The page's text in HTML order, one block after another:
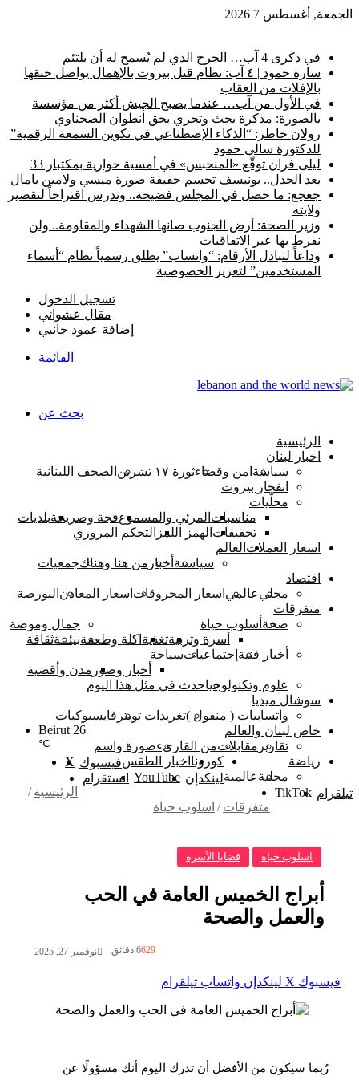
الجمعة, أغسطس 7 2026
في ذكرى 4 آب… الجرح الذي لم يُسمح له أن يلتئم
سارة حمود | ٤ آب: نظام قتل بيروت بالإهمال يواصل خنقها
بالإفلات من العقاب
في الأول من آب… عندما يصبح الجيش أكثر من مؤسسة
بالصورة: مذكرة بحث وتحري بحق أنطوان الصحناوي
رولان خاطر: “الذكاء الإصطناعي في تكوين السمعة الرقمية”
للدكتورة سالي حمود
ليلى فران توقّع «المنحبس» في أمسية حوارية بمكتبار 33
بعد الجدل.. يونيسف تحسم حقيقة صورة ميسي ولامين يامال
جعجع: ما حصل في المجلس فضيحة.. وندرس اقتراحاً لتقصير
ولايته
وزير الصحة: أرض الجنوب صانها الشهداء والمقاومة.. ولن
نفرط بها عبر الاتفاقيات
وداعاً لتبادل الأرقام: “واتساب” يطلق رسمياً نظام “أسماء
المستخدمين” لتعزيز الخصوصية
تسجيل الدخول
مقال عشوائي
إضافة عمود جانبي
القائمة
بحث عن
الرئيسية
اخبار لبنان
سياسة امن وقضاءثورة ١٧ تشرين
الصحف اللبنانية
انفجار بيروت
محلّيات
مناسبات المرئي والمسموعفجة وصريحةبلديات
تحقيقات الهمز اللمز التحكم المروري
اسعار العملات العالم
سياسىة أخبار من هنا وهناكجمعيات
اقتصاد
محليعالمي اسعار المحروقات اسعار المعادن البورصة
متفرقات
صحة أسلوب حياة
أسرة وتربيةتغذية اكلة وطعمة
جمال وموضة
بيئــةثقافة
أخبار فنية إجتماعياتسياحة
أخبار وصور مدن وأقضية
علوم وتكنولوجياحدث في مثل هذا اليوم
سوشال ميديا
واتسابيات ( منقول )تغريدات تويتر فايسبوكيات
خاص لبنان والعالم
تقارير مقابلاتمن القارىءصورة واسم
رياضة
محليةعالمية
كورونا اخبار الطقس
Beirut 26
℃
فيسبوك ‫X
لينكدإن ‫YouTube
انستقرام
تيلقرام ‫TikTok الرئيسية /
متفرقات / اسلوب حياة
اسلوب حياة قضايا الأسرة
أبراج الخميس العامة في الحب
والعمل والصحة
نوفمبر 27, 2025 6296 دقائق
فيسبوك ‫X لينكدإن واتساب تيلقرام
رُبما سيكون من الأفضل أن تدرك اليوم أنك مسؤولًا عن